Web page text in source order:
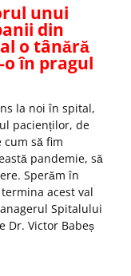
unui
din
o tânără
în pragul
la noi în spital,
pacienților, de
să fim
pandemie, să
Sperăm în
acest val
Spitalului
Dr. Victor Babeș